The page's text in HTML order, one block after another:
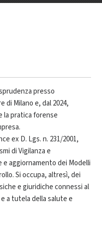
presso
di Milano e, dal 2024,
la pratica forense
ex D. Lgs. n. 231/2001,
di Vigilanza e
aggiornamento dei Modelli
Si occupa, altresì, dei
e giuridiche connessi al
a tutela della salute e